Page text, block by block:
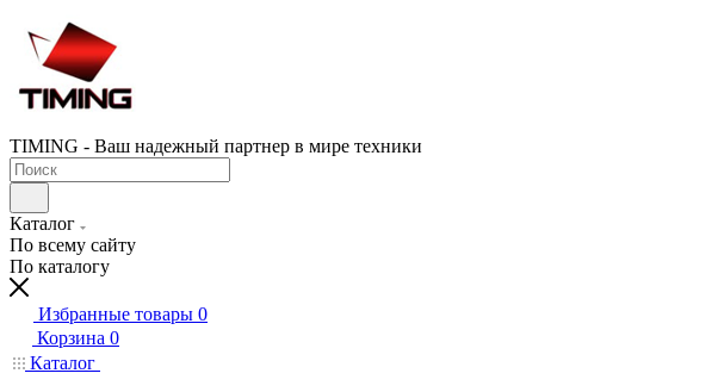
TIMING - Ваш надежный партнер в мире техники
Каталог
По всему сайту
По каталогу
Избранные товары 0
Корзина 0
Каталог